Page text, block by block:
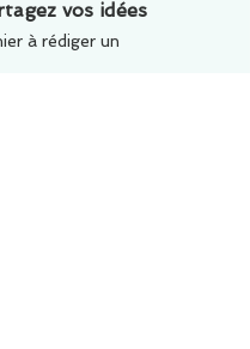
vos idées
à rédiger un